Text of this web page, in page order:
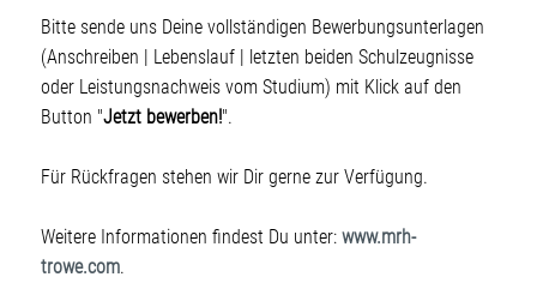
Bitte sende uns Deine vollständigen Bewerbungsunterlagen
(Anschreiben | Lebenslauf | letzten beiden Schulzeugnisse
oder Leistungsnachweis vom Studium) mit Klick auf den
Button "Jetzt bewerben!".
Für Rück­fragen stehen wir Dir gerne zur Ver­fügung.
Weitere Informa­tionen findest Du unter: www.mrh-
trowe.com.